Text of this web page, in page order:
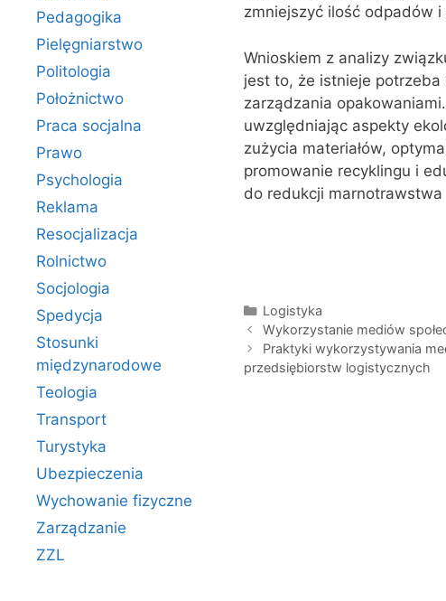
zmniejszyć ilość odpadów
Wnioskiem z analizy
jest to, że istnieje
zarządzania
uwzględniając aspekty
zużycia materiałów,
promowanie recyklingu i
do redukcji
Kategorie
Logistyka
Wykorzystanie mediów
Praktyki wykorzystywania
przedsiębiorstw logistycznych
Pedagogika
Pielęgniarstwo
Politologia
Położnictwo
Praca socjalna
Prawo
Psychologia
Reklama
Resocjalizacja
Rolnictwo
Socjologia
Spedycja
Stosunki
międzynarodowe
Teologia
Transport
Turystyka
Ubezpieczenia
Wychowanie fizyczne
Zarządzanie
ZZL